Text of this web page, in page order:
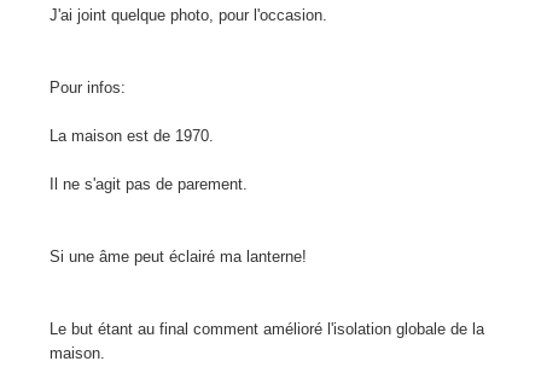
J'ai joint quelque photo, pour l'occasion.
Pour infos:
La maison est de 1970.
Il ne s'agit pas de parement.
Si une âme peut éclairé ma lanterne!
Le but étant au final comment amélioré l'isolation globale de la
maison.